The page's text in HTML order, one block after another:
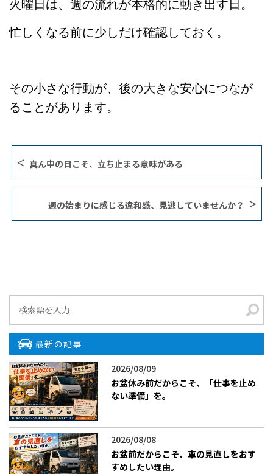
火曜日は、週の流れが本格的に動き出す日。
忙しくなる前に少しだけ確認しておく。
その小さな行動が、後の大きな安心につなが
ることがあります。
真ん中の日こそ、立ち止まる意味がある
週の始まりに感じる違和感、見逃していませんか？
最新の記事
2026/08/09
お盆休み前だからこそ、「仕事を止め
ない準備」を。
2026/08/08
お盆前だからこそ、車の見直しをおす
すめしたい理由。